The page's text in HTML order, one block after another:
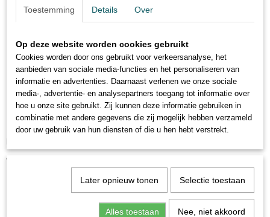
een geweldige luisterervaring
Uitstekende batterijduur voor langdurig gebruik
Microfoon ingang, Lijningang, Lijnuitgang
LAN, VGA, HDMI, mini DisplayPort, Card Reader, Bluetooth
4.2, Gigabit netwerk
USB Poorten:2x USB 3.2 (Gen1, 5Gb/s), USB 3.2 (Gen1,
5Gb/s) type-C
Thunderbolt toegang
Waarom Kiezen Voor de HP EliteBook 850 G7?
Perfect voor professionals die op zoek zijn naar een betrouwbare en
Handig touchscreen voor een intuïtieve gebruikerservaring.
Toestemming Details Over
Op deze website worden cookies gebruikt
Cookies worden door ons gebruikt voor verkeersanalyse, het
aanbieden van sociale media-functies en het personaliseren van
informatie en advertenties. Daarnaast verlenen we onze sociale
media-, advertentie- en analysepartners toegang tot informatie over
hoe u onze site gebruikt. Zij kunnen deze informatie gebruiken in
combinatie met andere gegevens die zij mogelijk hebben verzameld
door uw gebruik van hun diensten of die u hen hebt verstrekt.
Later opnieuw tonen Selectie toestaan
Alles toestaan Nee, niet akkoord